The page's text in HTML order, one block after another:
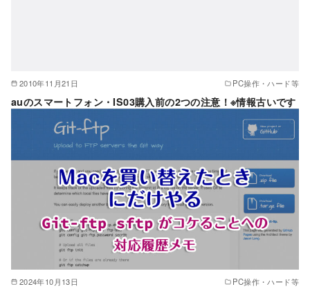
2010年11月21日 PC操作・ハード等
auのスマートフォン・IS03購入前の2つの注意！※情報古いです
2024年10月13日 PC操作・ハード等